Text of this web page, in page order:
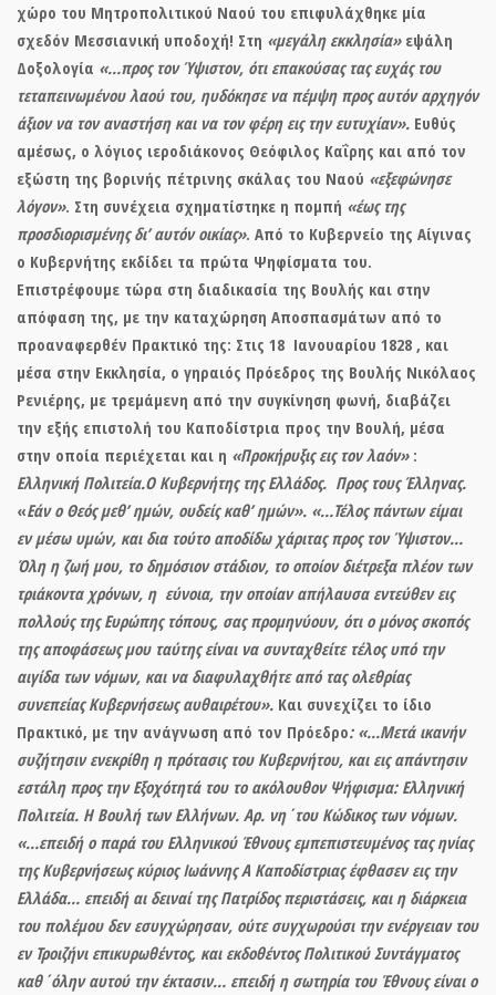
χώρο του Μητροπολιτικού Ναού του επιφυλάχθηκε μία
σχεδόν Μεσσιανική υποδοχή! Στη «μεγάλη εκκλησία»εψάλη
Δοξολογία «…προς τον Ύψιστον, ότι επακούσας τας ευχάς του
τεταπεινωμένου λαού του, ηυδόκησε να πέμψη προς αυτόν αρχηγόν
άξιον να τον αναστήση και να τον φέρη εις την ευτυχίαν». Ευθύς
αμέσως, ο λόγιος ιεροδιάκονος Θεόφιλος Καΐρης και από τον
εξώστη της βορινής πέτρινης σκάλας του Ναού «εξεφώνησε
λόγον». Στη συνέχεια σχηματίστηκε η πομπή «έως της
προσδιορισμένης δι’ αυτόν οικίας». Από το Κυβερνείο της Αίγινας
ο Κυβερνήτης εκδίδει τα πρώτα Ψηφίσματα του.
Επιστρέφουμε τώρα στη διαδικασία της Βουλής και στην
απόφαση της, με την καταχώρηση Αποσπασμάτων από το
προαναφερθέν Πρακτικό της: Στις 18 Ιανουαρίου 1828 , και
μέσα στην Εκκλησία, ο γηραιός Πρόεδρος της Βουλής Νικόλαος
Ρενιέρης, με τρεμάμενη από την συγκίνηση φωνή, διαβάζει
την εξής επιστολή του Καποδίστρια προς την Βουλή, μέσα
στην οποία περιέχεται και η «Προκήρυξις εις τον λαόν»:
Ελληνική Πολιτεία.Ο Κυβερνήτης της Ελλάδος. Προς τους Έλληνας.
«Εάν ο Θεός μεθ’ ημών, ουδείς καθ’ ημών». «…Τέλος πάντων είμαι
εν μέσω υμών, και δια τούτο αποδίδω χάριτας προς τον Ύψιστον…
Όλη η ζωή μου, το δημόσιον στάδιον, το οποίον διέτρεξα πλέον των
τριάκοντα χρόνων, η εύνοια, την οποίαν απήλαυσα εντεύθεν εις
πολλούς της Ευρώπης τόπους, σας προμηνύουν, ότι ο μόνος σκοπός
της αποφάσεως μου ταύτης είναι να συνταχθείτε τέλος υπό την
αιγίδα των νόμων, και να διαφυλαχθήτε από τας ολεθρίας
συνεπείας Κυβερνήσεως αυθαιρέτου». Και συνεχίζει το ίδιο
Πρακτικό, με την ανάγνωση από τον Πρόεδρο: «…Μετά ικανήν
συζήτησινενεκρίθη η πρότασις του Κυβερνήτου, και εις απάντησιν
εστάλη προς την Εξοχότητά του το ακόλουθον Ψήφισμα: Ελληνική
Πολιτεία. Η Βουλή των Ελλήνων. Αρ. νη΄του Κώδικος των νόμων.
«…επειδή ο παρά του Ελληνικού Έθνους εμπεπιστευμένος τας ηνίας
της Κυβερνήσεως κύριος Ιωάννης Α Καποδίστριας έφθασεν εις την
Ελλάδα… επειδή αι δειναί της Πατρίδος περιστάσεις, και η διάρκεια
του πολέμου δεν εσυγχώρησαν, ούτε συγχωρούσι την ενέργειαν του
εν Τροιζήνι επικυρωθέντος, και εκδοθέντος Πολιτικού Συντάγματος
καθ΄όλην αυτού την έκτασιν… επειδή η σωτηρία του Έθνους είναι ο